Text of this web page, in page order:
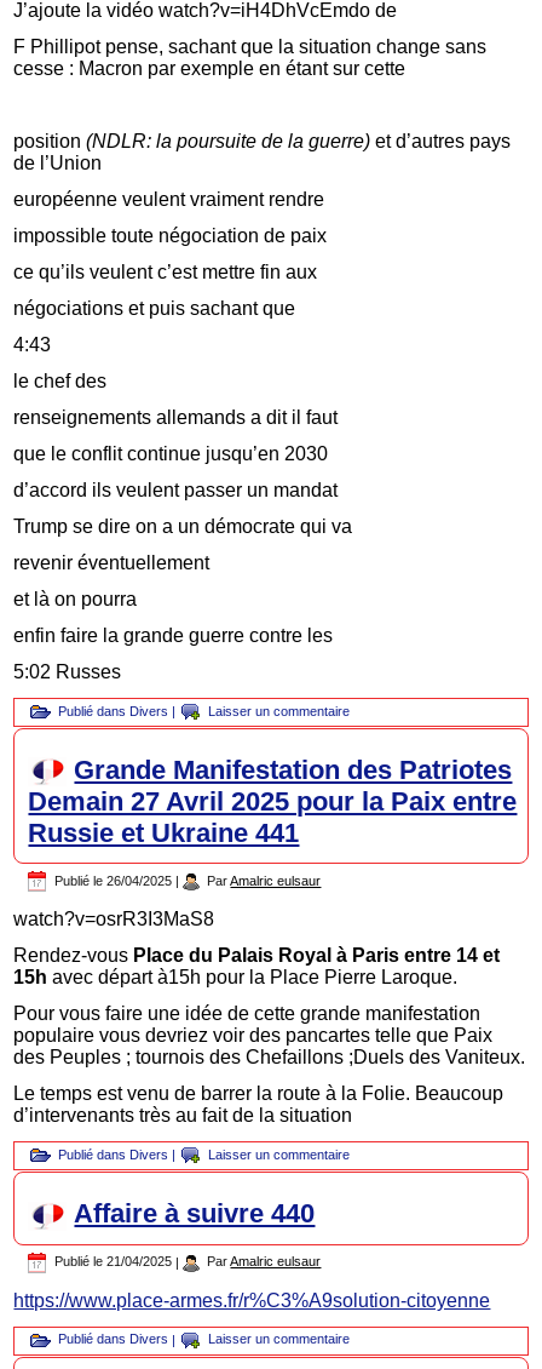
J’ajoute la vidéo watch?v=iH4DhVcEmdo de
F Phillipot pense, sachant que la situation change sans
cesse : Macron par exemple en étant sur cette
position(NDLR: la poursuite de la guerre) et d’autres pays
de l’Union
européenne veulent vraiment rendre
impossible toute négociation de paix
ce qu’ils veulent c’est mettre fin aux
négociations et puis sachant que
4:43
le chef des
renseignements allemands a dit il faut
que le conflit continue jusqu’en 2030
d’accord ils veulent passer un mandat
Trump se dire on a un démocrate qui va
revenir éventuellement
et là on pourra
enfin faire la grande guerre contre les
5:02 Russes
Publié dans Divers | Laisser un commentaire
Grande Manifestation des Patriotes
Demain 27 Avril 2025 pour la Paix entre
Russie et Ukraine 441
Publié le 26/04/2025 Par Amalric eulsaur
watch?v=osrR3I3MaS8
Rendez-vous Place du Palais Royal à Paris entre 14 et
15havec départ à15h pour la Place Pierre Laroque.
Pour vous faire une idée de cette grande manifestation
populaire vous devriez voir des pancartes telle que Paix
des Peuples ; tournois des Chefaillons ;Duels des Vaniteux.
Le temps est venu de barrer la route à la Folie. Beaucoup
d’intervenants très au fait de la situation
Publié dans Divers Laisser un commentaire
Affaire à suivre 440
Publié le 21/04/2025 | Par Amalric eulsaur
https://www.place-armes.fr/r%C3%A9solution-citoyenne
Publié dans Divers | Laisser un commentaire